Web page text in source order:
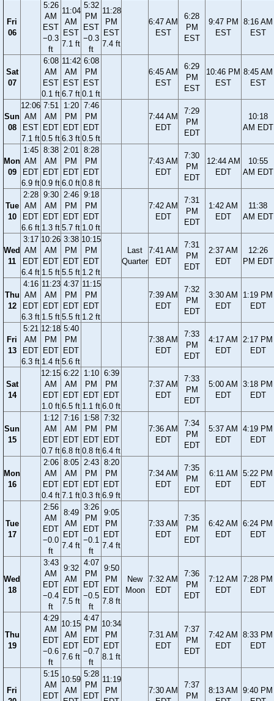
Fri
06
5:26
AM
EST
−0.3
ft
11:04
AM
EST
7.1 ft
5:32
PM
EST
−0.3
ft
11:28
PM
EST
7.4 ft
6:47 AM
EST
6:28
PM
EST
9:47 PM
EST
8:16 AM
EST
Sat
07
6:08
AM
EST
0.1 ft
11:42
AM
EST
6.7 ft
6:08
PM
EST
0.1 ft
6:45 AM
EST
6:29
PM
EST
10:46 PM
EST
8:45 AM
EST
Sun
08
12:06
AM
EST
7.1 ft
7:51
AM
EDT
0.5 ft
1:20
PM
EDT
6.3 ft
7:46
PM
EDT
0.5 ft
7:44 AM
EDT
7:29
PM
EDT
10:18
AM EDT
Mon
09
1:45
AM
EDT
6.9 ft
8:38
AM
EDT
0.9 ft
2:01
PM
EDT
6.0 ft
8:28
PM
EDT
0.8 ft
7:43 AM
EDT
7:30
PM
EDT
12:44 AM
EDT
10:55
AM EDT
Tue
10
2:28
AM
EDT
6.6 ft
9:30
AM
EDT
1.3 ft
2:46
PM
EDT
5.7 ft
9:18
PM
EDT
1.0 ft
7:42 AM
EDT
7:31
PM
EDT
1:42 AM
EDT
11:38
AM EDT
Wed
11
3:17
AM
EDT
6.4 ft
10:26
AM
EDT
1.5 ft
3:38
PM
EDT
5.5 ft
10:15
PM
EDT
1.2 ft
Last
Quarter
7:41 AM
EDT
7:31
PM
EDT
2:37 AM
EDT
12:26
PM EDT
Thu
12
4:16
AM
EDT
6.3 ft
11:23
AM
EDT
1.5 ft
4:37
PM
EDT
5.5 ft
11:15
PM
EDT
1.2 ft
7:39 AM
EDT
7:32
PM
EDT
3:30 AM
EDT
1:19 PM
EDT
Fri
13
5:21
AM
EDT
6.3 ft
12:18
PM
EDT
1.4 ft
5:40
PM
EDT
5.6 ft
7:38 AM
EDT
7:33
PM
EDT
4:17 AM
EDT
2:17 PM
EDT
Sat
14
12:15
AM
EDT
1.0 ft
6:22
AM
EDT
6.5 ft
1:10
PM
EDT
1.1 ft
6:39
PM
EDT
6.0 ft
7:37 AM
EDT
7:33
PM
EDT
5:00 AM
EDT
3:18 PM
EDT
Sun
15
1:12
AM
EDT
0.7 ft
7:16
AM
EDT
6.8 ft
1:58
PM
EDT
0.8 ft
7:32
PM
EDT
6.4 ft
7:36 AM
EDT
7:34
PM
EDT
5:37 AM
EDT
4:19 PM
EDT
Mon
16
2:06
AM
EDT
0.4 ft
8:05
AM
EDT
7.1 ft
2:43
PM
EDT
0.3 ft
8:20
PM
EDT
6.9 ft
7:34 AM
EDT
7:35
PM
EDT
6:11 AM
EDT
5:22 PM
EDT
Tue
17
2:56
AM
EDT
−0.0
ft
8:49
AM
EDT
7.4 ft
3:26
PM
EDT
−0.1
ft
9:05
PM
EDT
7.4 ft
7:33 AM
EDT
7:35
PM
EDT
6:42 AM
EDT
6:24 PM
EDT
Wed
18
3:43
AM
EDT
−0.4
ft
9:32
AM
EDT
7.5 ft
4:07
PM
EDT
−0.5
ft
9:50
PM
EDT
7.8 ft
New
Moon
7:32 AM
EDT
7:36
PM
EDT
7:12 AM
EDT
7:28 PM
EDT
Thu
19
4:29
AM
EDT
−0.6
ft
10:15
AM
EDT
7.6 ft
4:47
PM
EDT
−0.7
ft
10:34
PM
EDT
8.1 ft
7:31 AM
EDT
7:37
PM
EDT
7:42 AM
EDT
8:33 PM
EDT
Fri
5:15
AM
EDT
10:59
AM
5:28
PM
EDT
11:19
PM
7:30 AM
7:37
PM
8:13 AM
9:40 PM